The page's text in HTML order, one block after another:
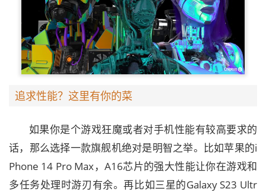
追求性能？这里有你的菜
如果你是个游戏狂魔或者对手机性能有较高要求的
话，那么选择一款旗舰机绝对是明智之举。比如苹果的i
Phone 14 Pro Max，A16芯片的强大性能让你在游戏和
多任务处理时游刃有余。再比如三星的Galaxy S23 Ultr